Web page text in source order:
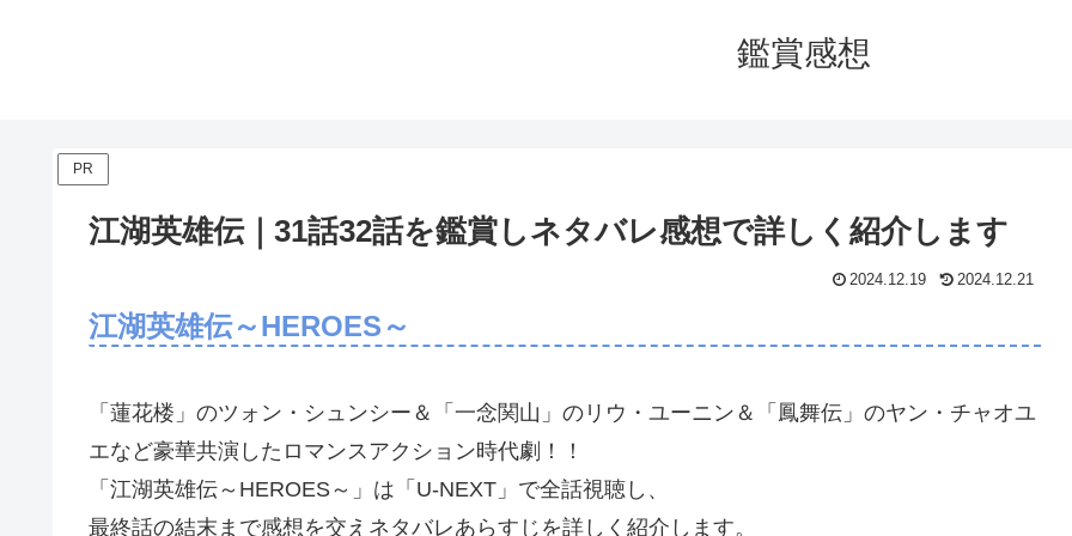
鑑賞感想
PR
江湖英雄伝｜31話32話を鑑賞しネタバレ感想で詳しく紹介します
2024.12.19 2024.12.21
江湖英雄伝～HEROES～
「蓮花楼」のツォン・シュンシー＆「一念関山」のリウ・ユーニン＆「鳳舞伝」のヤン・チャオユ
エなど豪華共演したロマンスアクション時代劇！！
「江湖英雄伝～HEROES～」は「U-NEXT」で全話視聴し、
最終話の結末まで感想を交えネタバレあらすじを詳しく紹介します。